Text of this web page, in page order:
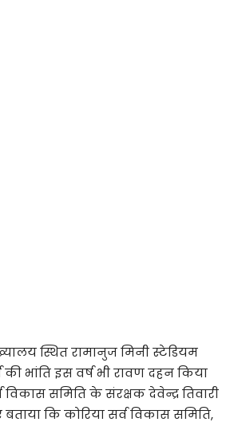
स्थित रामानुज मिनी स्टेडियम
की भांति इस वर्ष भी रावण दहन किया
विकास समिति के संरक्षक देवेन्द्र तिवारी
कि कोरिया सर्व विकास समिति,